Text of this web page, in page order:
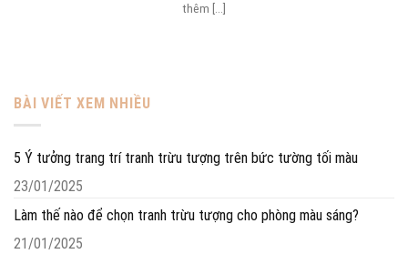
BÀI VIẾT XEM NHIỀU
5 Ý tưởng trang trí tranh trừu tượng trên bức tường tối màu
23/01/2025
Làm thế nào để chọn tranh trừu tượng cho phòng màu sáng?
21/01/2025
thêm [...]